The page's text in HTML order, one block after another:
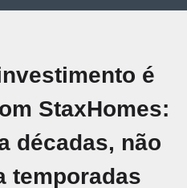
é
StaxHomes:
décadas, não
temporadas